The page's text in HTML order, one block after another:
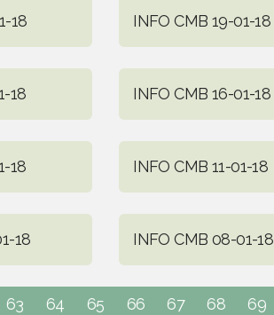
18 INFO CMB 19-01-18
18 INFO CMB 16-01-18
18 INFO CMB 11-01-18
18 INFO CMB 08-01-18
63 64 65 66 67 68 69